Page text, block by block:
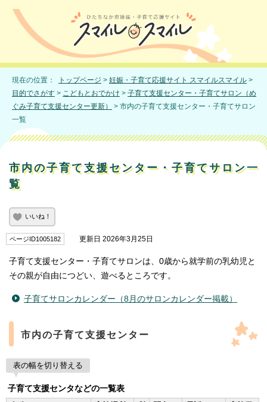
現在の位置： トップページ > 妊娠・子育て応援サイト スマイルスマイル >
目的でさがす > こどもとおでかけ > 子育て支援センター・子育てサロン（め
ぐみ子育て支援センター更新）
> 市内の子育て支援センター・子育てサロン
一覧
市内の子育て支援センター・子育てサロン一
覧
いいね！
ページID1005182 更新日 2026年3月25日
子育て支援センター・子育てサロンは、0歳から就学前の乳幼児と
その親が自由につどい、遊べるところです。
子育てサロンカレンダー（8月のサロンカレンダー掲載）
市内の子育て支援センター
表の幅を切り替える
子育て支援センタなどの一覧表